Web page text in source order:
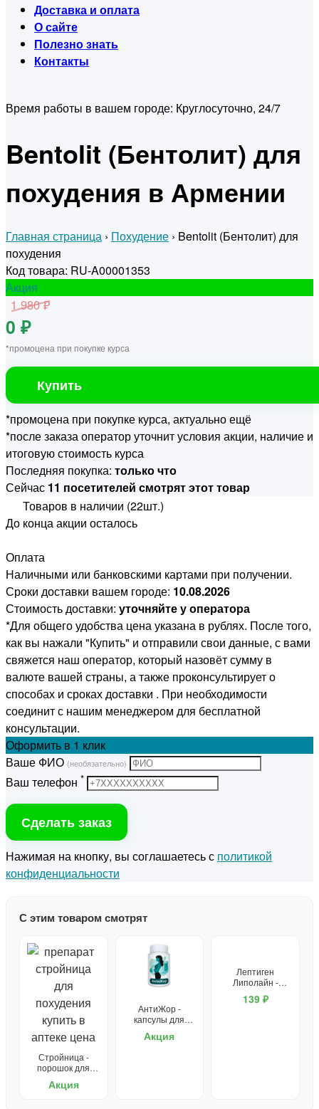
Доставка и оплата
О сайте
Полезно знать
Контакты
Время работы в вашем городе: Круглосуточно, 24/7
Bentolit (Бентолит) для
похудения в Армении
Главная страница › Похудение › Bentolit (Бентолит) для
похудения
Код товара: RU-A00001353
Акция
1 980 ₽
0 ₽
*промоцена при покупке курса
Купить
*промоцена при покупке курса, актуально ещё
*после заказа оператор уточнит условия акции, наличие и
итоговую стоимость курса
Последняя покупка: только что
Сейчас 11 посетителей смотрят этот товар
Товаров в наличии (22шт.)
До конца акции осталось
Оплата
Наличными или банковскими картами при получении.
Сроки доставки вашем городе: 10.08.2026
Стоимость доставки: уточняйте у оператора
*Для общего удобства цена указана в рублях. После того,
как вы нажали "Купить" и отправили свои данные, с вами
свяжется наш оператор, который назовёт сумму в
валюте вашей страны, а также проконсультирует о
способах и сроках доставки . При необходимости
соединит с нашим менеджером для бесплатной
консультации.
Оформить в 1 клик
Ваше ФИО (необязательно)
Ваш телефон *
Сделать заказ
Нажимая на кнопку, вы соглашаетесь с политикой
конфиденциальности
С этим товаром смотрят
Стройница -
порошок для
Акция
АнтиЖор -
капсулы для
Акция
Лептиген
Липолайн -
капсулы для
похудения
139 ₽